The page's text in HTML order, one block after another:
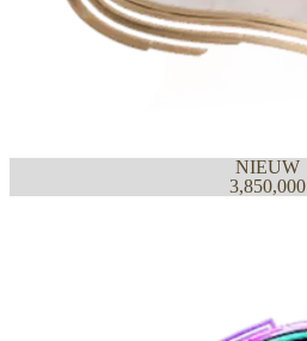
NIEUW
3,850,000